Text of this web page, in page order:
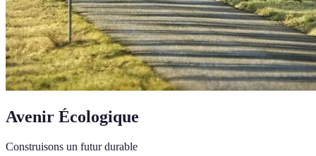
Avenir Écologique
Construisons un futur durable